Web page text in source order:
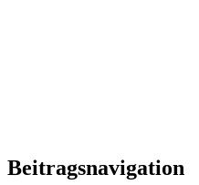
Beitragsnavigation